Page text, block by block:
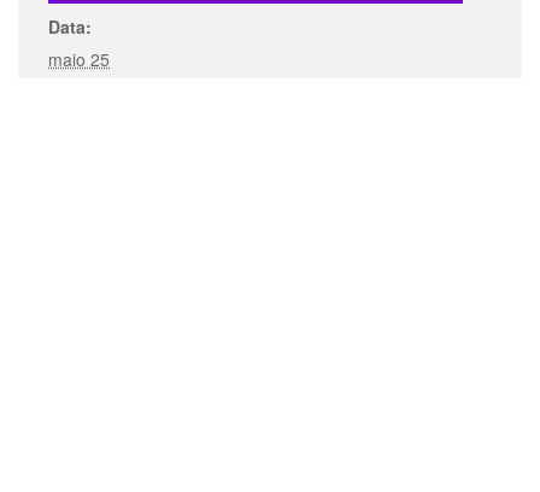
Data:
maio 25